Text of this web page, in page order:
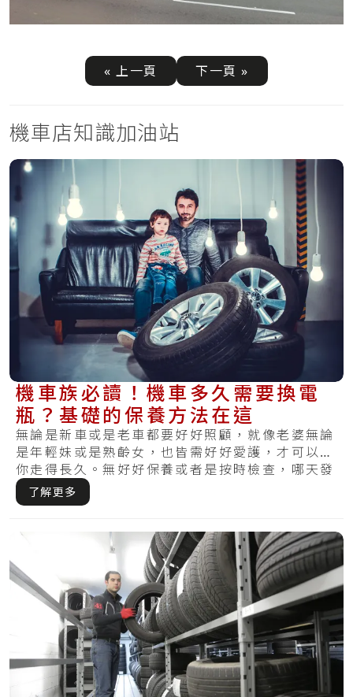
« 上一頁 下一頁 »
機車店知識加油站
機車族必讀！機車多久需要換電
瓶？基礎的保養方法在這
無論是新車或是老車都要好好照顧，就像老婆無論
是年輕妹或是熟齡女，也皆需好好愛護，才可以陪
你走得長久。無好好保養或者是按時檢查，哪天發
覺損.....
了解更多